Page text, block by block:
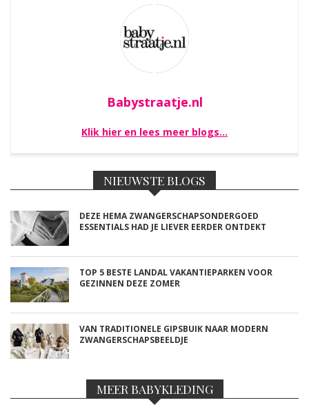
Babystraatje.nl
Klik hier en lees meer blogs…
NIEUWSTE BLOGS
DEZE HEMA ZWANGERSCHAPSONDERGOED
ESSENTIALS HAD JE LIEVER EERDER ONTDEKT
TOP 5 BESTE LANDAL VAKANTIEPARKEN VOOR
GEZINNEN DEZE ZOMER
VAN TRADITIONELE GIPSBUIK NAAR MODERN
ZWANGERSCHAPSBEELDJE
MEER BABYKLEDING